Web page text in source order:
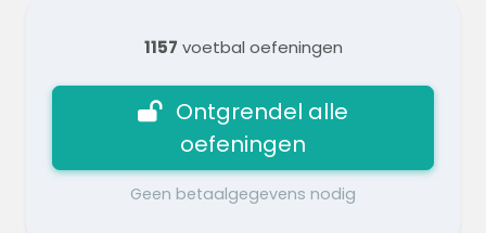
1157 voetbal oefeningen
Ontgrendel alle
oefeningen
Geen betaalgegevens nodig